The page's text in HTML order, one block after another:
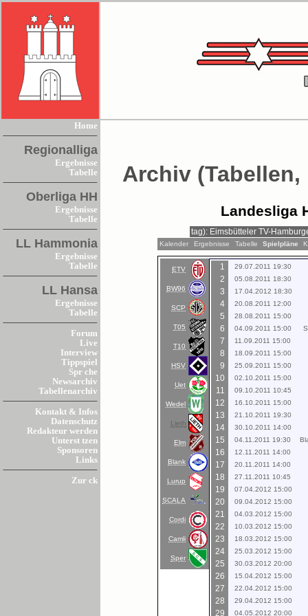
Home
Regionalliga
Ergebnisse
Tabelle
Oberliga HH
Ergebnisse
Tabelle
LL Hammonia
Ergebnisse
Tabelle
LL Hansa
Ergebnisse
Tabelle
Forum
Live
Interview
Tippspiel
Spr che
Newsarchiv
Tabellenarchiv
Kontakt & Infos
Datenschutz
Redakteur werden
Unterst tzen
Sponsoren
Links
Zur ck
Archiv
Landesliga
Kalender Ergebnisse Tabelle Spielpläne
ETV
BW96
SCP
T05
T10
HSV
Uet
Wedel
Lieth
Elm
Blank
Lurup
SCALA
Cordi
Camli
Sper
1 29.07.2011 19:30
2 05.08.2011 18:30
3 17.04.2012 18:30
4 20.08.2011 12:00
5 28.08.2011 15:00
6 04.09.2011 15:00
7 11.09.2011 15:00
8 18.09.2011 15:00
9 25.09.2011 15:00
10 02.10.2011 15:00
11 09.10.2011 10:45
12 16.10.2011 15:00
13 21.10.2011 19:30
14 30.10.2011 14:00
15 04.11.2011 19:30
16 12.11.2011 14:00
17 20.11.2011 14:00
18 27.11.2011 10:45
19 07.04.2012 15:00
20 09.04.2012 15:00
21 04.03.2012 15:00
22 10.03.2012 15:00
23 18.03.2012 15:00
24 25.03.2012 15:00
25 30.03.2012 20:00
26 15.04.2012 15:00
27 22.04.2012 15:00
28 29.04.2012 15:00
29 04.05.2012 20:00